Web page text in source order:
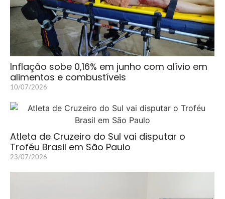
Inflação sobe 0,16% em junho com alívio em
alimentos e combustíveis
10/07/2026
Atleta de Cruzeiro do Sul vai disputar o
Troféu Brasil em São Paulo
23/07/2026